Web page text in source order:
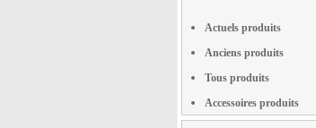
Actuels produits
Anciens produits
Tous produits
Accessoires produits